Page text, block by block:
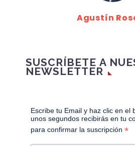
Agustín
SUSCRÍBETE A
NEWSLETTER
Escribe tu Email y haz clic en el
unos segundos recibirás en tu
para confirmar la suscripción*